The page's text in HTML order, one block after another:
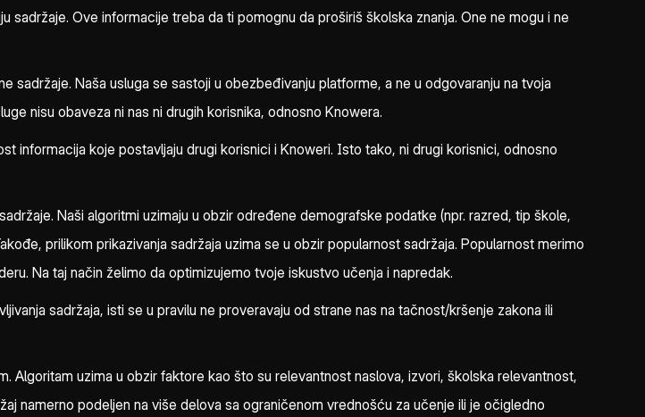
sadržaje. Ove informacije treba da ti pomognu da proširiš školska znanja. One ne mogu i ne
sadržaje. Naša usluga se sastoji u obezbeđivanju platforme, a ne u odgovaranju na tvoja
nisu obaveza ni nas ni drugih korisnika, odnosno Knowera.
informacija koje postavljaju drugi korisnici i Knoweri. Isto tako, ni drugi korisnici, odnosno
Naši algoritmi uzimaju u obzir određene demografske podatke (npr. razred, tip škole,
prilikom prikazivanja sadržaja uzima se u obzir popularnost sadržaja. Popularnost merimo
Na taj način želimo da optimizujemo tvoje iskustvo učenja i napredak.
sadržaja, isti se u pravilu ne proveravaju od strane nas na tačnost/kršenje zakona ili
Algoritam uzima u obzir faktore kao što su relevantnost naslova, izvori, školska relevantnost,
namerno podeljen na više delova sa ograničenom vrednošću za učenje ili je očigledno